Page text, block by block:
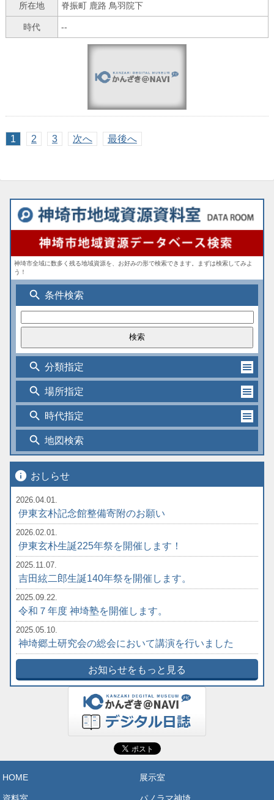
所在地 脊振町 鹿路 鳥羽院下
時代 --
1 2 3 次へ 最後へ
神埼市全域に数多く残る地域資源を、お好みの形で検索できます。まずは検索してみよ
う！
search 条件検索
search 分類指定
search 場所指定
search 時代指定
search 地図検索
info おしらせ
2026.04.01.
伊東玄朴記念館整備寄附のお願い
2026.02.01.
伊東玄朴生誕225年祭を開催します！
2025.11.07.
吉田絃二郎生誕140年祭を開催します。
2025.09.22.
令和７年度 神埼塾を開催します。
2025.05.10.
神埼郷土研究会の総会において講演を行いました
お知らせをもっと見る
HOME 展示室